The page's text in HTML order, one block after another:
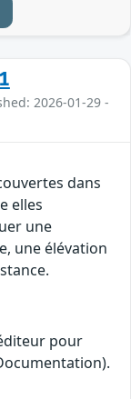
2026-01-29 -
dans
elles
une
une élévation
pour